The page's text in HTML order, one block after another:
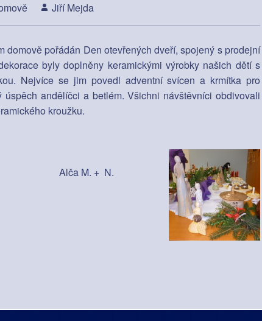
Jiří Mejda
domově pořádán Den otevřených dveří, spojený s prodejní
byly doplněny keramickými výrobky našich dětí s
Nejvíce se jim povedl adventní svícen a krmítka pro
úspěch andělíčci a betlém. Všichni návštěvníci obdivovali
kroužku.
M. + N.